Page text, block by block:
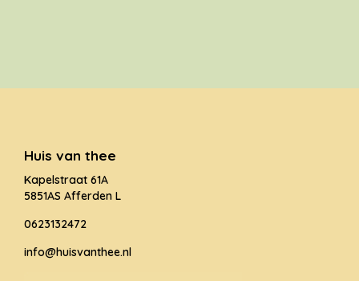
Huis van thee
Kapelstraat 61A
5851AS Afferden L
0623132472
info@huisvanthee.nl